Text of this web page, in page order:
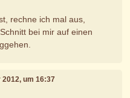
rechne ich mal aus,
bei mir auf einen
2012, um 16:37